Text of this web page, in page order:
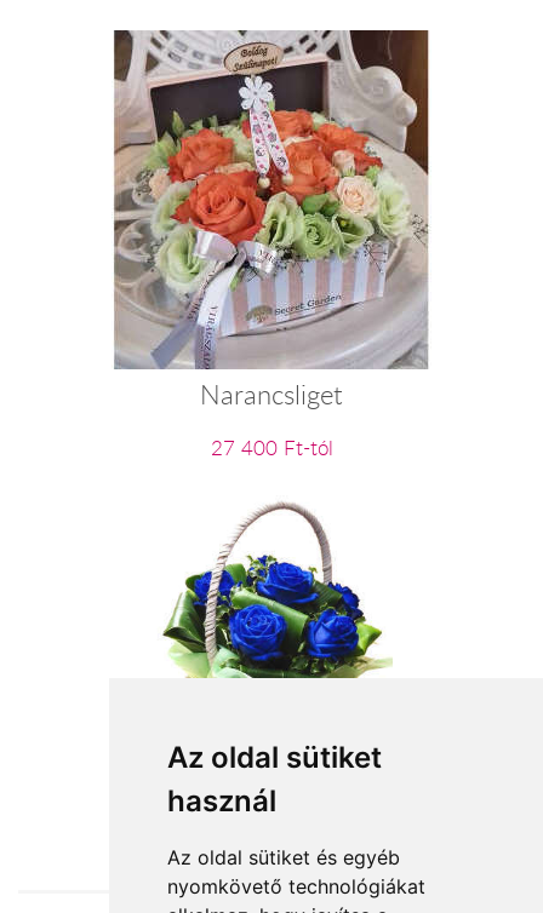
Az oldal sütiket
használ
Az oldal sütiket és egyéb
nyomkövető technológiákat
Narancsliget
27 400 Ft-tól
Kékség és szépség
28 000 Ft-tól